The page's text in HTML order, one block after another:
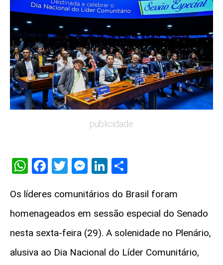
publicidade
WhatsApp
Facebook
Twitter
Messenger
LinkedIn
Os líderes comunitários do Brasil foram
homenageados em sessão especial do Senado
nesta sexta-feira (29). A solenidade no Plenário,
alusiva ao Dia Nacional do Líder Comunitário,